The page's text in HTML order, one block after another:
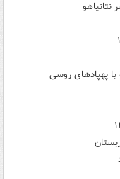
نتانیاهو
با پهپادهای روسی